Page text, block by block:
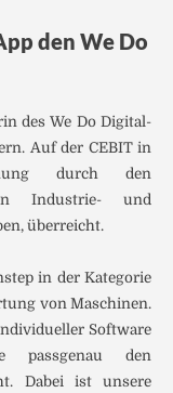
den We Do
des We Do Digital-
Auf der CEBIT in
durch den
Industrie- und
überreicht.
in der Kategorie
von Maschinen.
Software
passgenau den
Dabei ist unsere